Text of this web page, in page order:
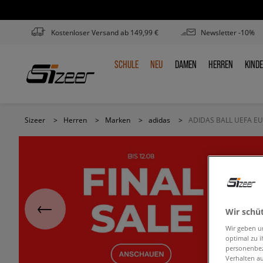
Kostenloser Versand ab 149,99 € Newsletter -10%
SCHULE
SCHULE NEU
NEU DAMEN
DAMEN HERREN
HERREN
Sizeer > Herren > Marken > adidas > ADIDAS BALL UEFA
Wir
Wir geben
optimal zu
Verhalten